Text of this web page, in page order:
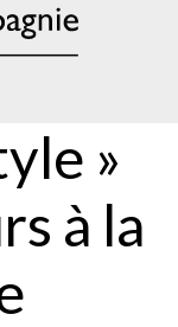
»
à la